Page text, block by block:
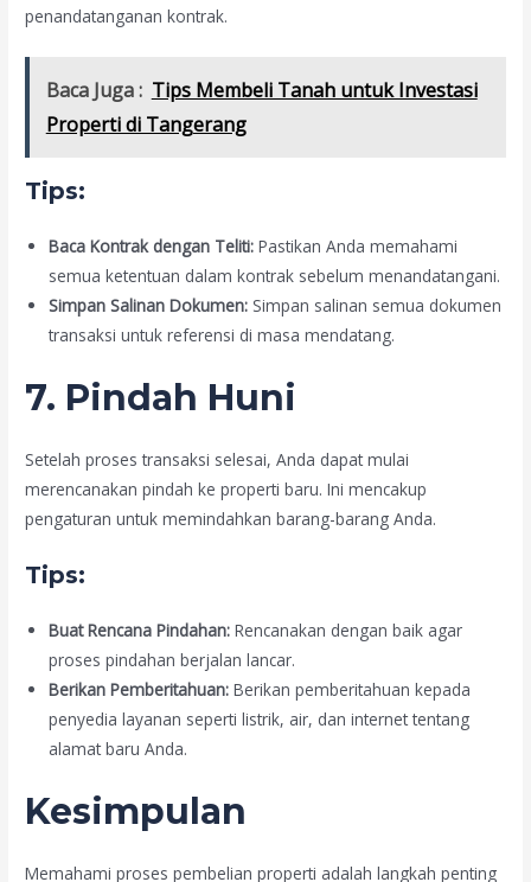
penandatanganan kontrak.
Baca Juga : Tips Membeli Tanah untuk Investasi
Properti di Tangerang
Tips:
Baca Kontrak dengan Teliti: Pastikan Anda memahami
semua ketentuan dalam kontrak sebelum menandatangani.
Simpan Salinan Dokumen: Simpan salinan semua dokumen
transaksi untuk referensi di masa mendatang.
7. Pindah Huni
Setelah proses transaksi selesai, Anda dapat mulai
merencanakan pindah ke properti baru. Ini mencakup
pengaturan untuk memindahkan barang-barang Anda.
Tips:
Buat Rencana Pindahan: Rencanakan dengan baik agar
proses pindahan berjalan lancar.
Berikan Pemberitahuan: Berikan pemberitahuan kepada
penyedia layanan seperti listrik, air, dan internet tentang
alamat baru Anda.
Kesimpulan
Memahami proses pembelian properti adalah langkah penting